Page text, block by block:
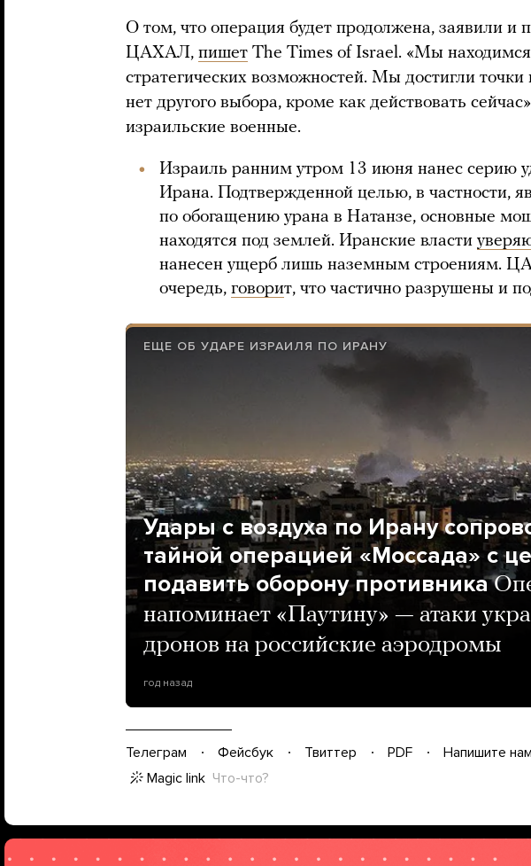
О том, что операция будет продолжена, заявили и
ЦАХАЛ, пишет The Times of Israel. «Мы
стратегических возможностей. Мы достигли точки
нет другого выбора, кроме как действовать
израильские военные.
Израиль ранним утром 13 июня нанес серию
Ирана. Подтвержденной целью, в частности,
по обогащению урана в Натанзе, основные
находятся под землей. Иранские власти
нанесен ущерб лишь наземным строениям.
очередь, говорит, что частично разрушены и
ЕЩЕ ОБ УДАРЕ ИЗРАИЛЯ ПО ИРАНУ
Удары с воздуха по Ирану
тайной операцией «Моссада» с
подавить оборону противника
напоминает «Паутину» — атаки
дронов на российские аэродромы
год назад
Телеграм Фейсбук Твиттер PDF
Напишите нам
Magic link Что-что?